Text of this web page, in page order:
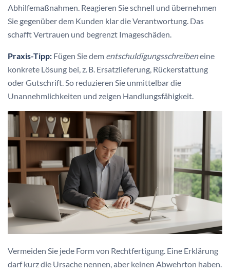
Abhilfemaßnahmen. Reagieren Sie schnell und übernehmen
Sie gegenüber dem Kunden klar die Verantwortung. Das
schafft Vertrauen und begrenzt Imageschäden.
Praxis-Tipp: Fügen Sie dem entschuldigungsschreibeneine
konkrete Lösung bei, z. B. Ersatzlieferung, Rückerstattung
oder Gutschrift. So reduzieren Sie unmittelbar die
Unannehmlichkeiten und zeigen Handlungsfähigkeit.
Vermeiden Sie jede Form von Rechtfertigung. Eine Erklärung
darf kurz die Ursache nennen, aber keinen Abwehrton haben.